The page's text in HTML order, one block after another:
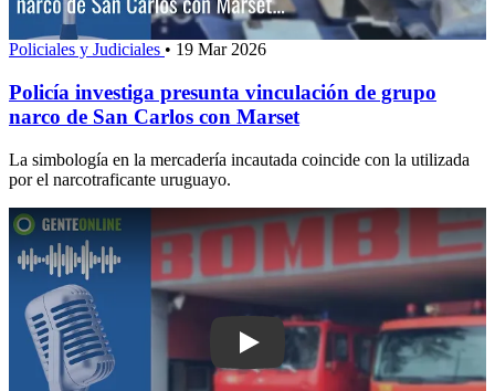
Policiales y Judiciales • 19 Mar 2026
Policía investiga presunta vinculación de grupo
narco de San Carlos con Marset
La simbología en la mercadería incautada coincide con la utilizada
por el narcotraficante uruguayo.
Play: Incendio en gimnasio de Punta